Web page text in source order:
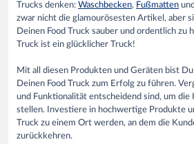
Trucks denken: Waschbecken, Fußmatten und
zwar nicht die glamourösesten Artikel, aber
Deinen Food Truck sauber und ordentlich zu
Truck ist ein glücklicher Truck!
Mit all diesen Produkten und Geräten bist
Deinen Food Truck zum Erfolg zu führen.
und Funktionalität entscheidend sind, um die
stellen. Investiere in hochwertige Produkte
Truck zu einem Ort werden, an dem die
zurückkehren.